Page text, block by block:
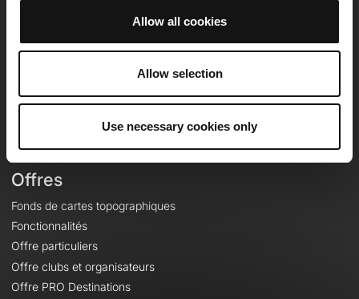
Allow all cookies
Allow selection
Use necessary cookies only
OpenRunner
À propos
Le Mag'
Offres
Fonds de cartes topographiques
Fonctionnalités
Offre particuliers
Offre clubs et organisateurs
Offre PRO Destinations